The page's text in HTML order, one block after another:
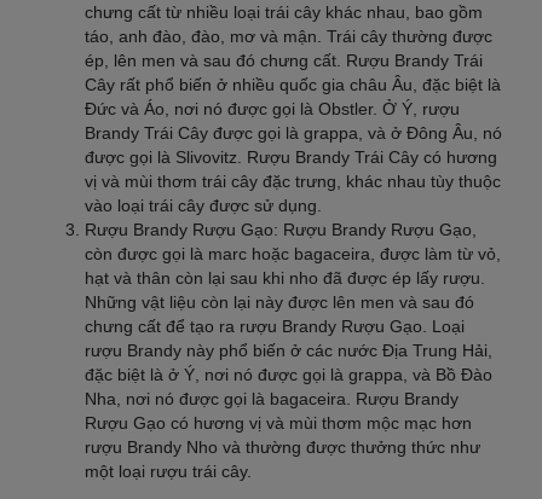
chưng cất từ nhiều loại trái cây khác nhau, bao gồm
táo, anh đào, đào, mơ và mận. Trái cây thường được
ép, lên men và sau đó chưng cất. Rượu Brandy Trái
Cây rất phổ biến ở nhiều quốc gia châu Âu, đặc biệt là
Đức và Áo, nơi nó được gọi là Obstler. Ở Ý, rượu
Brandy Trái Cây được gọi là grappa, và ở Đông Âu, nó
được gọi là Slivovitz. Rượu Brandy Trái Cây có hương
vị và mùi thơm trái cây đặc trưng, khác nhau tùy thuộc
vào loại trái cây được sử dụng.
Rượu Brandy Rượu Gạo: Rượu Brandy Rượu Gạo,
còn được gọi là marc hoặc bagaceira, được làm từ vỏ,
hạt và thân còn lại sau khi nho đã được ép lấy rượu.
Những vật liệu còn lại này được lên men và sau đó
chưng cất để tạo ra rượu Brandy Rượu Gạo. Loại
rượu Brandy này phổ biến ở các nước Địa Trung Hải,
đặc biệt là ở Ý, nơi nó được gọi là grappa, và Bồ Đào
Nha, nơi nó được gọi là bagaceira. Rượu Brandy
Rượu Gạo có hương vị và mùi thơm mộc mạc hơn
rượu Brandy Nho và thường được thưởng thức như
một loại rượu trái cây.